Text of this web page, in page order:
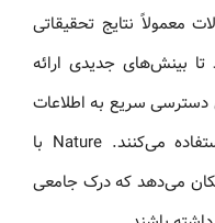
معمولاً نتایج تحقیقاتی
بینش‌های جدیدی ارائه
دسترسی سریع به اطلاعات
کلیدی در حوزه‌های علمی خاص استفاده می‌کنند. Nature با
می‌دهد که درک جامعی